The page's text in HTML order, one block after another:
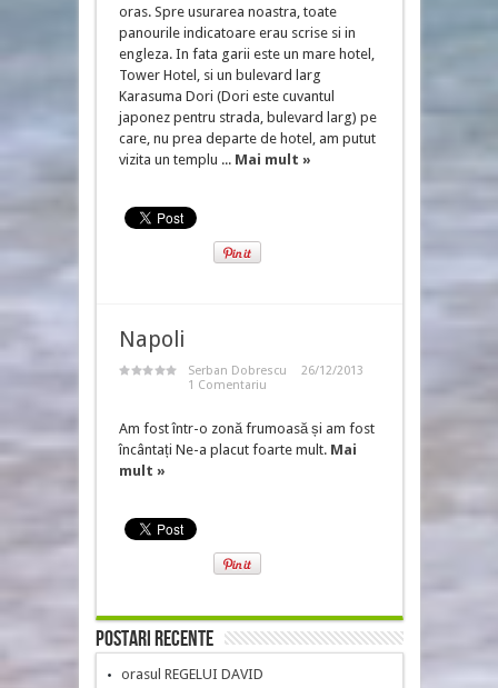
oras. Spre usurarea noastra, toate
panourile indicatoare erau scrise si in
engleza. In fata garii este un mare hotel,
Tower Hotel, si un bulevard larg
Karasuma Dori (Dori este cuvantul
japonez pentru strada, bulevard larg) pe
care, nu prea departe de hotel, am putut
vizita un templu ... Mai mult »
Napoli
Serban Dobrescu
26/12/2013
1 Comentariu
Am fost într-o zonă frumoasă și am fost
încântați Ne-a placut foarte mult. Mai
mult »
Postari recente
orasul REGELUI DAVID